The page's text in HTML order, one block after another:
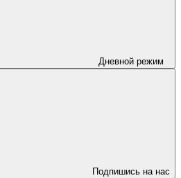
Дневной режим
Подпишись на нас